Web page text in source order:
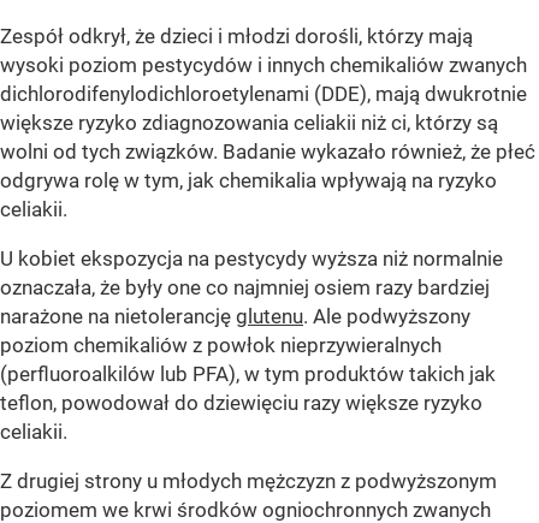
Zespół odkrył, że dzieci i młodzi dorośli, którzy mają
wysoki poziom pestycydów i innych chemikaliów zwanych
dichlorodifenylodichloroetylenami (DDE), mają dwukrotnie
większe ryzyko zdiagnozowania celiakii niż ci, którzy są
wolni od tych związków. Badanie wykazało również, że płeć
odgrywa rolę w tym, jak chemikalia wpływają na ryzyko
celiakii.
U kobiet ekspozycja na pestycydy wyższa niż normalnie
oznaczała, że ​​były one co najmniej osiem razy bardziej
narażone na nietolerancję glutenu. Ale podwyższony
poziom chemikaliów z powłok nieprzywieralnych
(perfluoroalkilów lub PFA), w tym produktów takich jak
teflon, powodował do dziewięciu razy większe ryzyko
celiakii.
Z drugiej strony u młodych mężczyzn z podwyższonym
poziomem we krwi środków ogniochronnych zwanych